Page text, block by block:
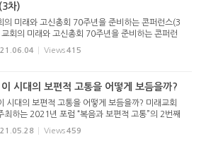
차)
의 미래와 고신총회 70주년을 준비하는 콘퍼런스(3
회의 미래와 고신총회 70주년을 준비하는 콘퍼런
아래와 같이 열린다. 주제: 포스트 코로나와 미래 목
2021년 6월 17일(목) 오후 2시~4시 30분 장소: 대
Views415
시대의 보편적 고통을 어떻게 보듬을까?
시대의 보편적 고통을 어떻게 보듬을까? 미래교회
최하는 2021년 포럼 “복음과 보편적 고통”의 2번째
2021년 5월 28일(금) 오전 11시 천안교회당에서
고통에 대한 교회적 응답”이라는 주제로 열...
Views459